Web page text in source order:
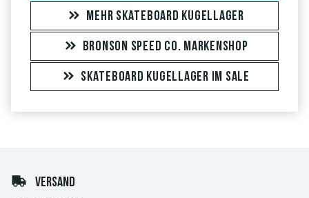
MEHR SKATEBOARD KUGELLAGER
BRONSON SPEED CO. MARKENSHOP
SKATEBOARD KUGELLAGER IM SALE
VERSAND